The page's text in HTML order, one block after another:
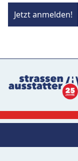
Jetzt anmelden!